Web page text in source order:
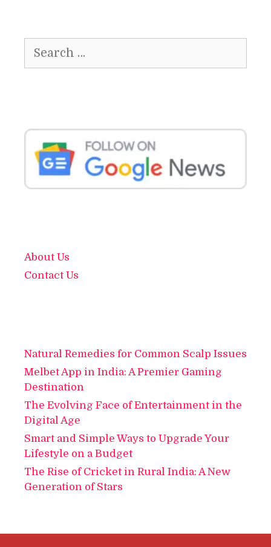
for:
About Us
Contact Us
Natural Remedies for Common Scalp Issues
Melbet App in India: A Premier Gaming
Destination
The Evolving Face of Entertainment in the
Digital Age
Smart and Simple Ways to Upgrade Your
Lifestyle on a Budget
The Rise of Cricket in Rural India: A New
Generation of Stars